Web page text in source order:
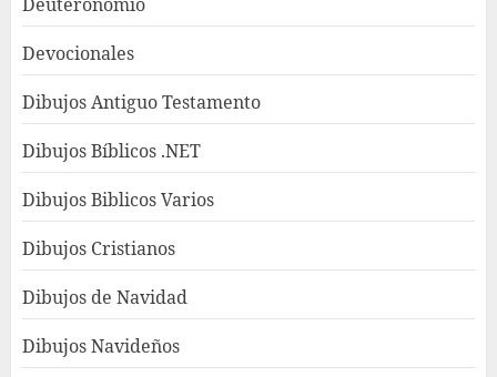
Devocionales
Dibujos Antiguo Testamento
Dibujos Bíblicos .NET
Dibujos Biblicos Varios
Dibujos Cristianos
Dibujos de Navidad
Dibujos Navideños